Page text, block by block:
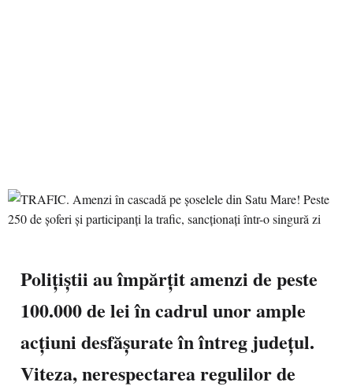
Polițiștii au împărțit amenzi de peste
100.000 de lei în cadrul unor ample
acțiuni desfășurate în întreg județul.
Viteza, nerespectarea regulilor de